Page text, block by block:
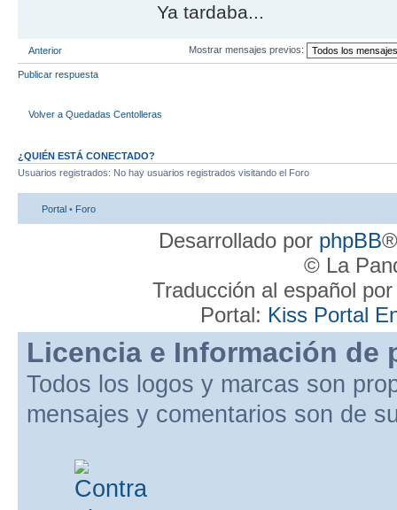
Ya tardaba...
Anterior Mostrar mensajes previos:
Publicar respuesta
Volver a Quedadas Centolleras
¿QUIÉN ESTÁ CONECTADO?
Usuarios registrados: No hay usuarios registrados visitando el Foro
Portal • Foro
Desarrollado por phpBB
© La
Traducción al español
Portal: Kiss Portal
Licencia e Información de
Todos los logos y marcas son
mensajes y comentarios son de